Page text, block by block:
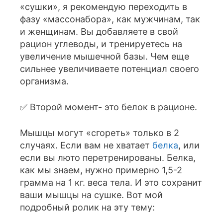
«сушки», я рекомендую переходить в
фазу «массонабора», как мужчинам, так
и женщинам. Вы добавляете в свой
рацион углеводы, и тренируетесь на
увеличение мышечной базы. Чем еще
сильнее увеличиваете потенциал своего
организма.
✅ Второй момент- это белок в рационе.
Мышцы могут «сгореть» только в 2
случаях. Если вам не хватает белка, или
если вы люто перетренированы. Белка,
как мы знаем, нужно примерно 1,5-2
грамма на 1 кг. веса тела. И это сохранит
ваши мышцы на сушке. Вот мой
подробный ролик на эту тему: